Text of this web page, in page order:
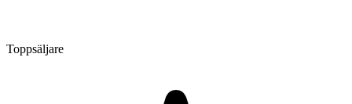
Toppsäljare